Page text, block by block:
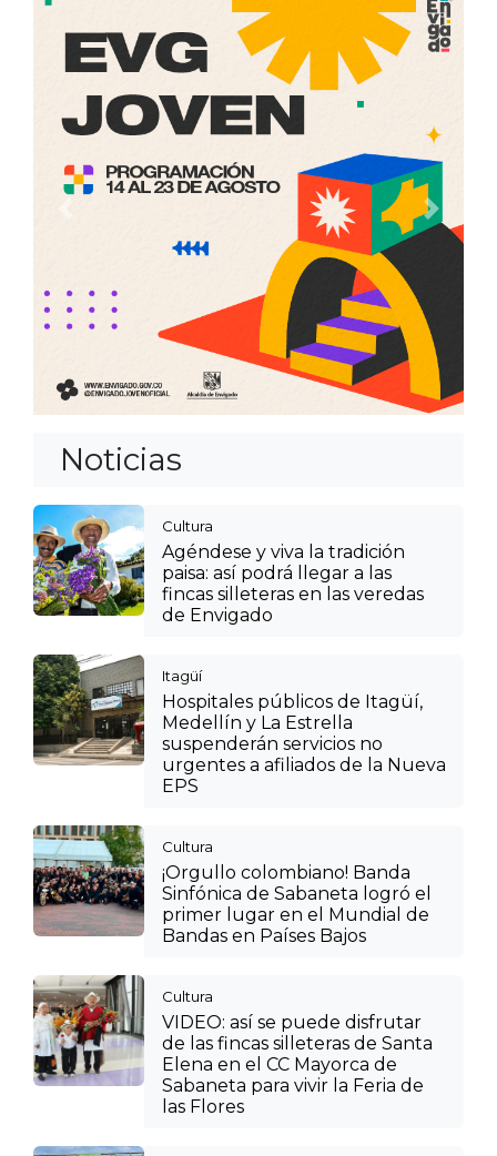
Noticias
Cultura
Agéndese y viva la tradición
paisa: así podrá llegar a las
fincas silleteras en las veredas
de Envigado
Itagüí
Hospitales públicos de Itagüí,
Medellín y La Estrella
suspenderán servicios no
urgentes a afiliados de la Nueva
EPS
Cultura
¡Orgullo colombiano! Banda
Sinfónica de Sabaneta logró el
primer lugar en el Mundial de
Bandas en Países Bajos
Cultura
VIDEO: así se puede disfrutar
de las fincas silleteras de Santa
Elena en el CC Mayorca de
Sabaneta para vivir la Feria de
las Flores